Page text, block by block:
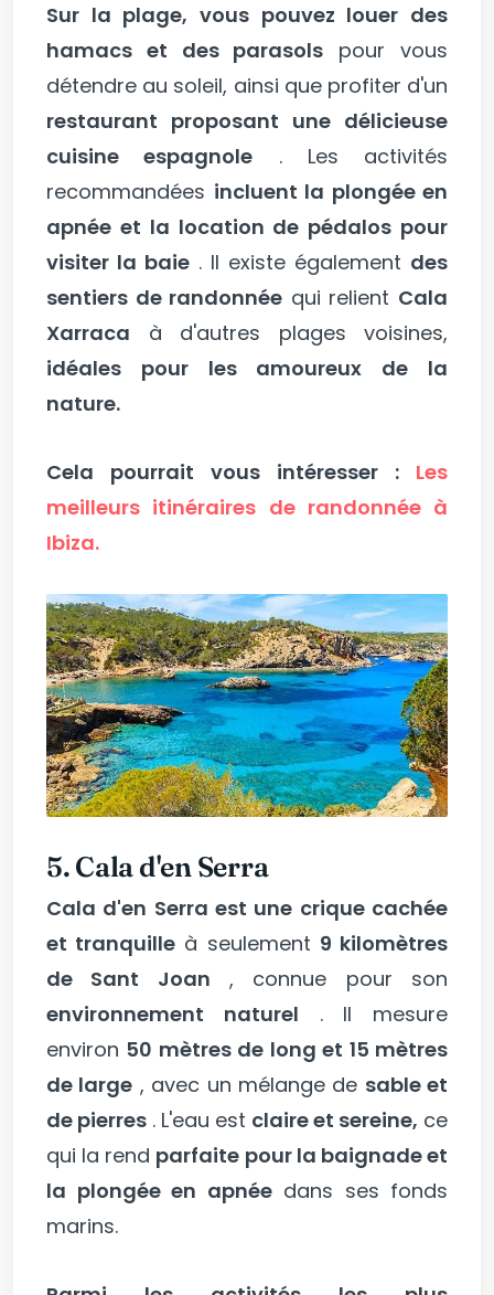
Sur la plage, vous pouvez louer des
hamacs et des parasols pour vous
détendre au soleil, ainsi que profiter d'un
restaurant proposant une délicieuse
cuisine espagnole . Les activités
recommandées incluent la plongée en
apnée et la location de pédalos pour
visiter la baie . Il existe également des
sentiers de randonnée qui relient Cala
Xarraca à d'autres plages voisines,
idéales pour les amoureux de la
nature.
Cela pourrait vous intéresser : Les
meilleurs itinéraires de randonnée à
Ibiza.
5. Cala d'en Serra
Cala d'en Serra est une crique cachée
et tranquille à seulement 9 kilomètres
de Sant Joan , connue pour son
environnement naturel . Il mesure
environ 50 mètres de long et 15 mètres
de large , avec un mélange de sable et
de pierres . L'eau est claire et sereine, ce
qui la rend parfaite pour la baignade et
la plongée en apnéedans ses fonds
marins.